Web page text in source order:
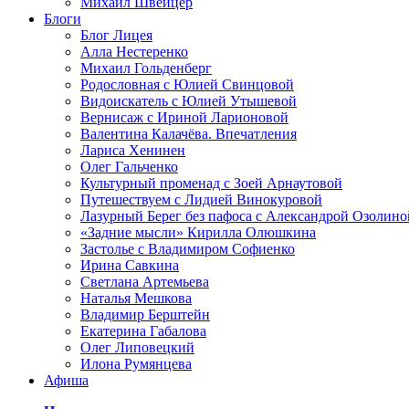
Блоги
Блог Лицея
Алла Нестеренко
Михаил Гольденберг
Родословная с Юлией Свинцовой
Видоискатель с Юлией Утышевой
Вернисаж с Ириной Ларионовой
Валентина Калачёва. Впечатления
Лариса Хенинен
Олег Гальченко
Культурный променад с Зоей Арнаутовой
Путешествуем с Лидией Винокуровой
Лазурный Берег без пафоса с Александрой
«Задние мысли» Кирилла Олюшкина
Застолье с Владимиром Софиенко
Ирина Савкина
Светлана Артемьева
Наталья Мешкова
Владимир Берштейн
Екатерина Габалова
Олег Липовецкий
Илона Румянцева
Афиша